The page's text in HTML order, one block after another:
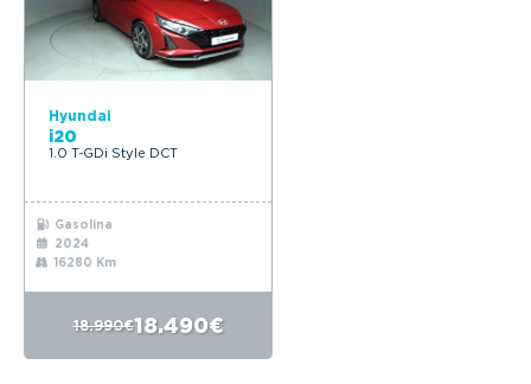
Hyundai
i20
1.0 T-GDi Style DCT
Gasolina
2024
16280 Km
18.990€18.490€